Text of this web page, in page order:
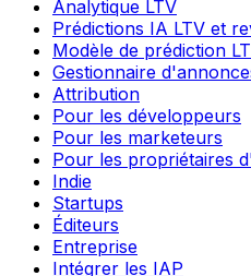
Analytique LTV
Prédictions IA LTV et
Modèle de prédiction
Gestionnaire
Attribution
Pour les développeurs
Pour les marketeurs
Pour les propriétaires
Indie
Startups
Éditeurs
Entreprise
Intégrer les IAP